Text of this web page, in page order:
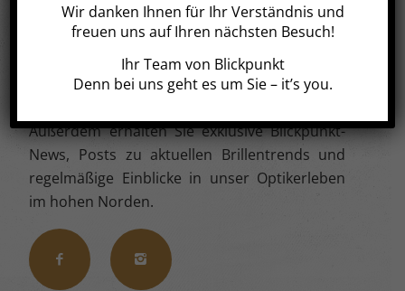
Sie können uns rund um die Uhr auf Facebook
und Instagram besuchen. Neben dem
persönlichen Kontakt im Geschäft, bieten wir
Ihnen die Möglichkeit, sich auch online bei
Außerdem erhalten Sie exklusiveBlickpunkt-
News, Posts zu aktuellen Brillentrends und
regelmäßige Einblicke in unser Optikerleben
im hohen Norden.
Wir danken Ihnen für Ihr Verständnis und
freuen uns auf Ihren nächsten Besuch!
Ihr Team von Blickpunkt
Denn bei uns geht es um Sie – it’s you.